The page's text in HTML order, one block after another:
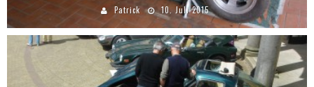
Patrick 10. Juli 2015